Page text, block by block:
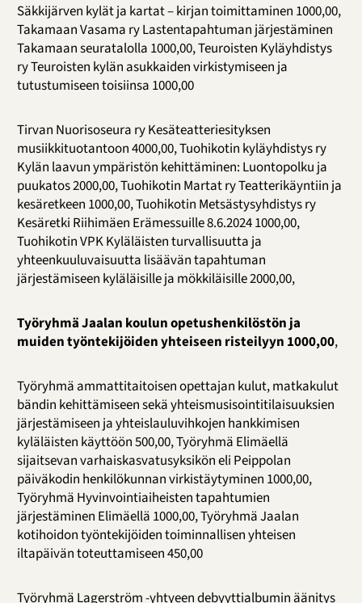
Säkkijärven kylät ja kartat – kirjan toimittaminen 1000,00,
Takamaan Vasama ry Lastentapahtuman järjestäminen
Takamaan seuratalolla 1000,00, Teuroisten Kyläyhdistys
ry Teuroisten kylän asukkaiden virkistymiseen ja
tutustumiseen toisiinsa 1000,00
Tirvan Nuorisoseura ry Kesäteatteriesityksen
musiikkituotantoon 4000,00, Tuohikotin kyläyhdistys ry
Kylän laavun ympäristön kehittäminen: Luontopolku ja
puukatos 2000,00, Tuohikotin Martat ry Teatterikäyntiin ja
kesäretkeen 1000,00, Tuohikotin Metsästysyhdistys ry
Kesäretki Riihimäen Erämessuille 8.6.2024 1000,00,
Tuohikotin VPK Kyläläisten turvallisuutta ja
yhteenkuuluvaisuutta lisäävän tapahtuman
järjestämiseen kyläläisille ja mökkiläisille 2000,00,
Työryhmä Jaalan koulun opetushenkilöstön ja
muiden työntekijöiden yhteiseen risteilyyn 1000,00,
Työryhmä ammattitaitoisen opettajan kulut, matkakulut
bändin kehittämiseen sekä yhteismusisointitilaisuuksien
järjestämiseen ja yhteislauluvihkojen hankkimisen
kyläläisten käyttöön 500,00, Työryhmä Elimäellä
sijaitsevan varhaiskasvatusyksikön eli Peippolan
päiväkodin henkilökunnan virkistäytyminen 1000,00,
Työryhmä Hyvinvointiaiheisten tapahtumien
järjestäminen Elimäellä 1000,00, Työryhmä Jaalan
kotihoidon työntekijöiden toiminnallisen yhteisen
iltapäivän toteuttamiseen 450,00
Työryhmä Lagerström -yhtyeen debyyttialbumin äänitys